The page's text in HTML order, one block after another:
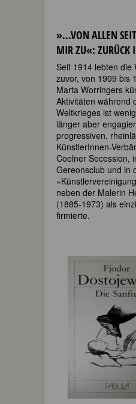
»...VON ALLEN
MIR ZU«: ZURÜCK
Seit 1914 lebten die
zuvor, von 1909 bis
Marta Worringers
Aktivitäten während
Weltkrieges ist
länger aber
progressiven,
KünstlerInnen-
Coelner Secession,
Gereonsclub und in
neben der Malerin
(1885-1973) als
firmierte.